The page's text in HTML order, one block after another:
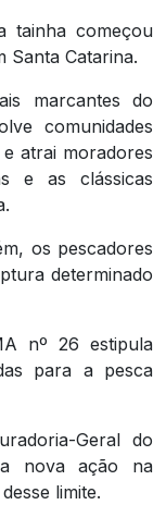
tainha começou
Santa Catarina.
marcantes do
comunidades
atrai moradores
e as clássicas
os pescadores
determinado
nº 26 estipula
para a pesca
Geral do
nova ação na
limite.